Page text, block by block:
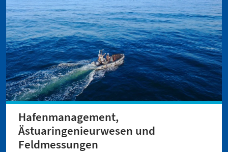
Hafenmanagement,
Ästuaringenieurwesen und
Feldmessungen